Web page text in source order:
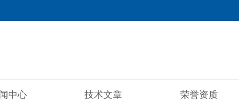
中心 技术文章 荣誉资质